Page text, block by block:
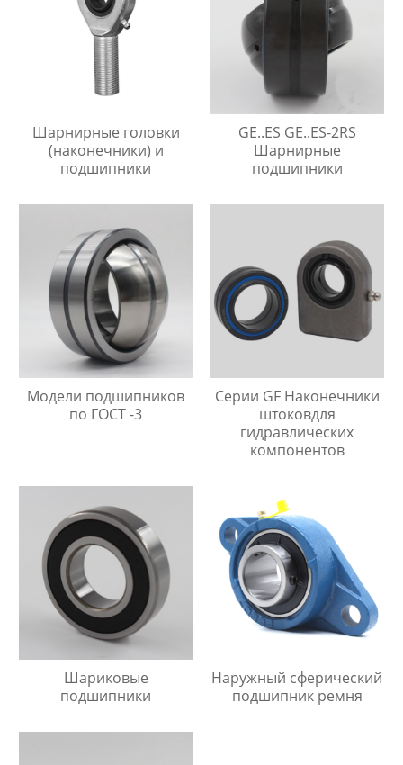
Шарнирные головки
(наконечники) и
подшипники
GE..ES GE..ES-2RS
Шарнирные
подшипники
Модели подшипников
по ГОСТ -3
Серии GF Наконечники
штоковдля
гидравлических
компонентов
Шариковые
подшипники
Наружный сферический
подшипник ремня